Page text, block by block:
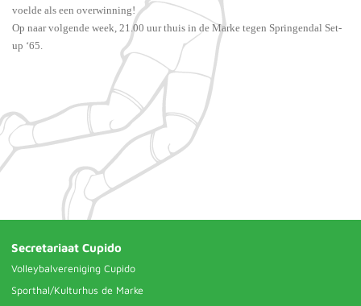
voelde als een overwinning!
Op naar volgende week, 21.00 uur thuis in de Marke tegen Springendal Set-
up ‘65.
Secretariaat Cupido
Volleybalvereniging Cupido
Sporthal/Kulturhus de Marke